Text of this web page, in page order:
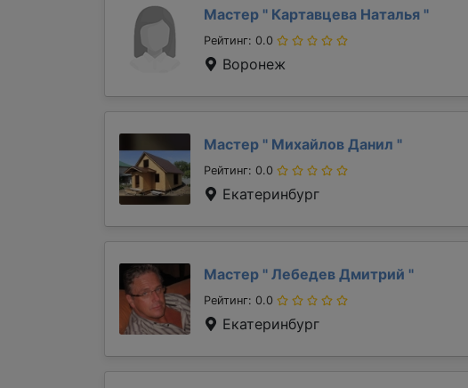
Мастер " Картавцева Наталья "
Рейтинг: 0.0
Воронеж
Мастер " Михайлов Данил "
Рейтинг: 0.0
Екатеринбург
Мастер " Лебедев Дмитрий "
Рейтинг: 0.0
Екатеринбург